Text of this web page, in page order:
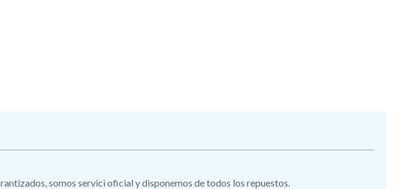
somos servici oficial y disponemos de todos los repuestos.